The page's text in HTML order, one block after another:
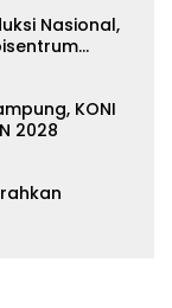
Nasional,
KONI
2028